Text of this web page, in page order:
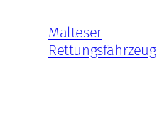
Malteser
Rettungsfahrzeug